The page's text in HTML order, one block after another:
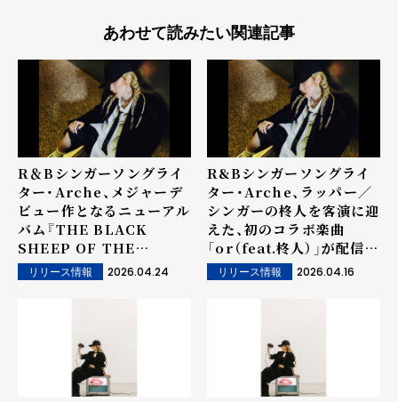
あわせて読みたい関連記事
R＆Bシンガーソングライ
ター・Arche、メジャーデ
ビュー作となるニューアル
バム『THE BLACK
SHEEP OF THE
FAMILY』のリリースが決
定！
リリース情報 2026.04.24
R&Bシンガーソングライ
ター・Arche、ラッパー／
シンガーの柊人を客演に迎
えた、初のコラボ楽曲
「or（feat.柊人）」が配信ス
タート＆ミュージックビデ
オ公開！さらに、新アーテ
リリース情報 2026.04.16